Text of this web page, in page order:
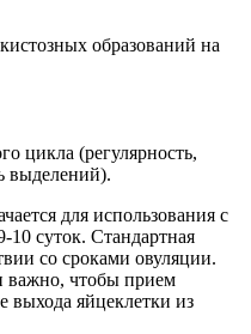
образований на
цикла (регулярность,
выделений).
для использования с
10 суток. Стандартная
со сроками овуляции.
важно, чтобы прием
выхода яйцеклетки из